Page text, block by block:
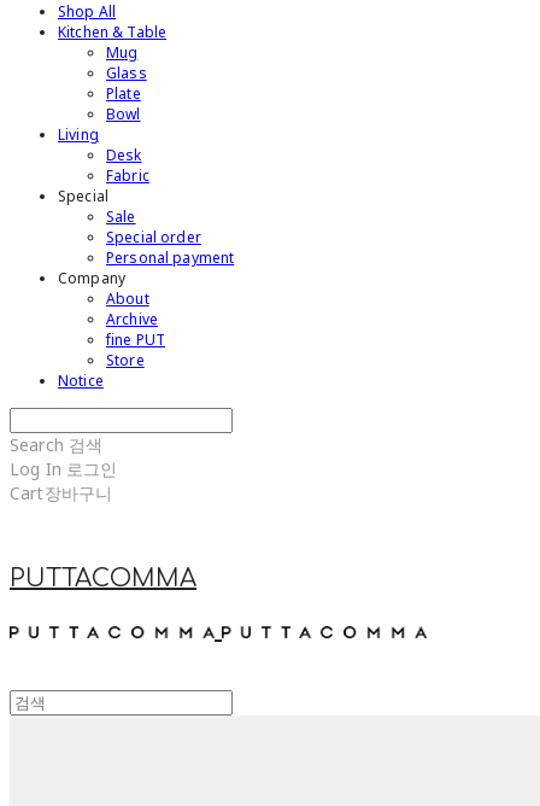
Shop All
Kitchen & Table
Mug
Glass
Plate
Bowl
Living
Desk
Fabric
Special
Sale
Special order
Personal payment
Company
About
Archive
fine PUT
Store
Notice
Search 검색
Log In 로그인
Cart장바구니
PUTTACOMMA